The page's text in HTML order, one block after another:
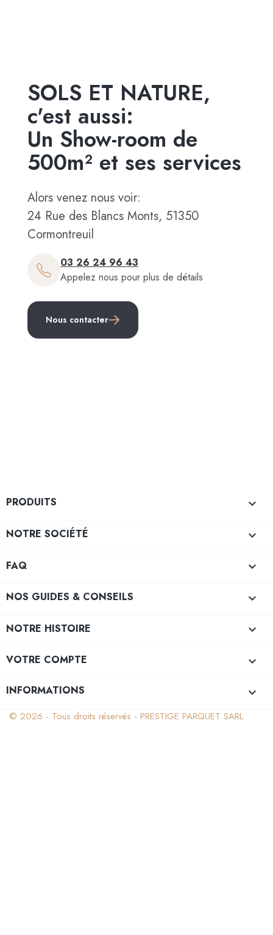
SOLS ET NATURE,
c'est aussi:
Un Show-room de
500m² et ses services
Alors venez nous voir:
24 Rue des Blancs Monts, 51350
Cormontreuil
03 26 24 96 43
Appelez nous pour plus de détails
Nous contacter
PRODUITS 
NOTRE SOCIÉTÉ 
FAQ 
NOS GUIDES & CONSEILS 
NOTRE HISTOIRE 
VOTRE COMPTE 
INFORMATIONS keyboard_arrow_down
© 2026 - Tous droits réservés - PRESTIGE PARQUET SARL